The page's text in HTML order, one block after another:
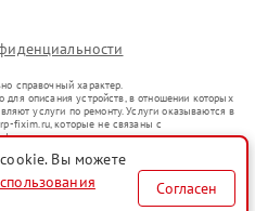
справочный характер.
описания устройств, в отношении которых
услуги по ремонту. Услуги оказываются в
fixim.ru, которые не связаны с
представителями.
в гражданский оборот в соответствии
цели индивидуализации услуг или введения
о предоставляемых услугах по
Вы можете
Согласен